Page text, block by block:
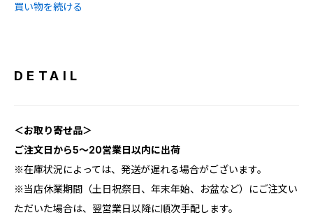
買い物を続ける
DETAIL
＜お取り寄せ品＞
ご注文日から5～20営業日以内に出荷
※在庫状況によっては、発送が遅れる場合がございます。
※当店休業期間（土日祝祭日、年末年始、お盆など）にご注文い
ただいた場合は、翌営業日以降に順次手配します。